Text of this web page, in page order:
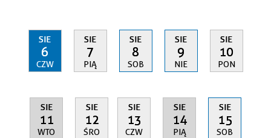
SIE
6
CZW
SIE
7
PIĄ
SIE
8
SOB
SIE
9
NIE
SIE
10
PON
SIE
11
WTO
SIE
12
ŚRO
SIE
13
CZW
SIE
14
PIĄ
SIE
15
SOB